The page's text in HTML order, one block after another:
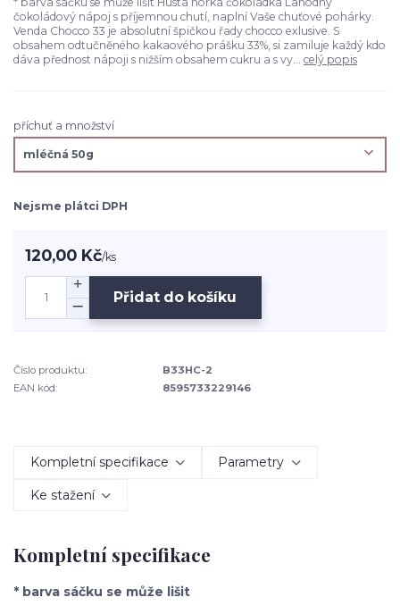
čokoládový nápoj s příjemnou chutí, naplní Vaše chuťové pohárky.
Venda Chocco 33 je absolutní špičkou řady chocco exlusive. S
obsahem odtučněného kakaového prášku 33%, si zamiluje každý kdo
dáva přednost nápoji s nižším obsahem cukru a s vy... celý popis
příchuť a množství
Nejsme plátci DPH
120,00 Kč/ks
Přidat do košíku
Číslo produktu:
B33HC-2
EAN kód:
8595733229146
Kompletní specifikace Parametry
Ke stažení
Kompletní specifikace
* barva sáčku se může lišit